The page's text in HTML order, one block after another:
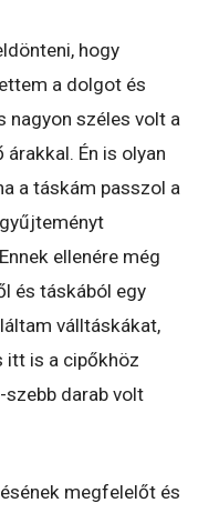
hogy
a dolgot és
nagyon széles volt a
Én is olyan
a táskám passzol a
ellenére még
és táskából egy
válltáskákat,
itt is a cipőkhöz
szebb darab volt
megfelelőt és